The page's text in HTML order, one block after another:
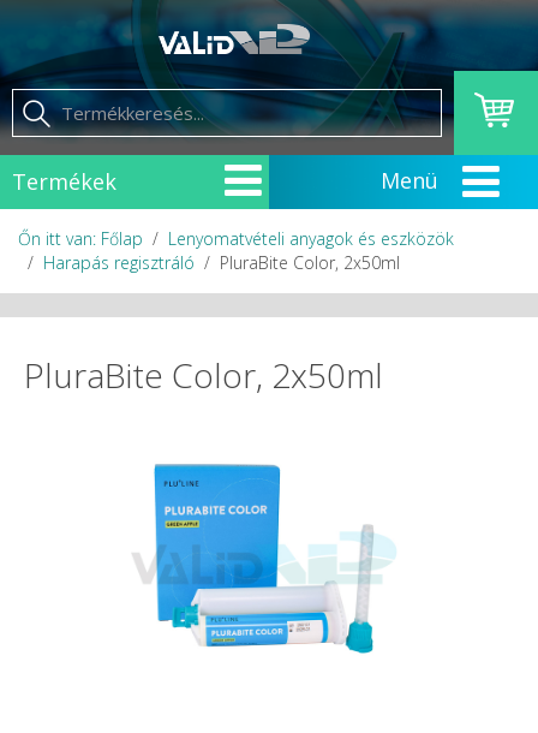
Termékek
Őn itt van: Főlap
Lenyomatvételi anyagok és eszközök
Harapás regisztráló
PluraBite Color, 2x50ml
PluraBite Color, 2x50ml